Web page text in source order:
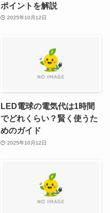
ポイントを解説
2025年10月12日
LED電球の電気代は1時間
でどれくらい？賢く使うた
めのガイド
2025年10月12日